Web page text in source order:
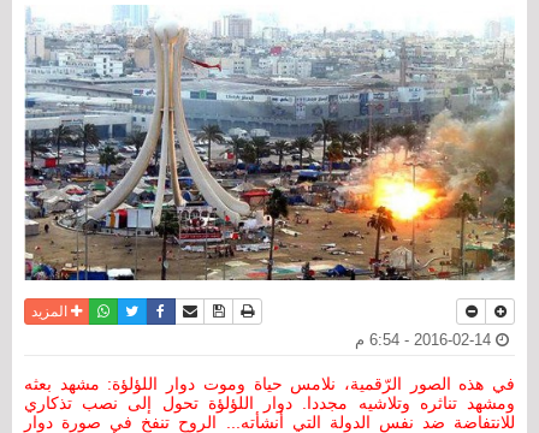
نسخة للطباعة
حفظ الموضوع
أرسل الى صديق
فيسبوكتويترواتسابالمزيد
في هذه الصور الرّقمية، نلامس حياة وموت دوار اللؤلؤة: مشهد بعثه
ومشهد تناثره وتلاشيه مجددا. دوار اللؤلؤة تحول إلى نصب تذكاري
للانتفاضة ضد نفس الدولة التي أنشأته... الروح تنفخ في صورة دوار